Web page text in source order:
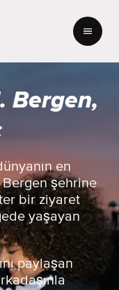
Bergen,
en
şehrine
bir ziyaret
yaşayan
paylaşan